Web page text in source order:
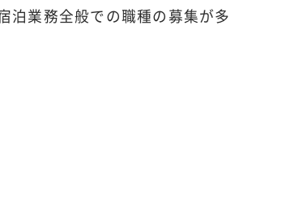
泊業務全般での職種の募集が多